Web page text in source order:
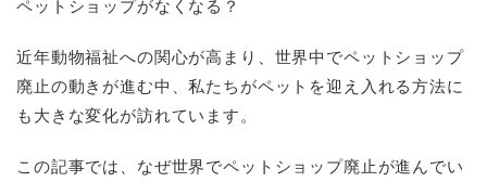
ペットショップがなくなる？
近年動物福祉への関心が高まり、世界中でペットショップ
廃止の動きが進む中、私たちがペットを迎え入れる方法に
も大きな変化が訪れています。
この記事では、なぜ世界でペットショップ廃止が進んでい